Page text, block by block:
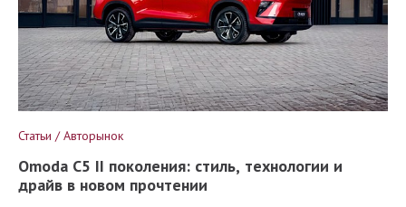
Статьи / Авторынок
Omoda C5 II поколения: стиль, технологии и
драйв в новом прочтении